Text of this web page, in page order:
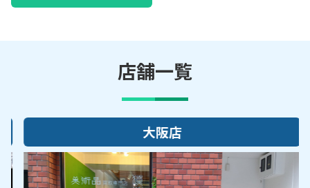
店舗一覧
大阪店